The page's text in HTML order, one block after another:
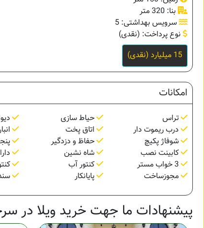
بنا: 320 متر
سرویس بهداشتی: 5
نوع پرداخت: (نقدی)
15 میلیارد (نقدی)
امکانات
تراس حیاط سازی
درب ریموت دار
اتاق پخت
شوفاژ پکیچ
حفاظ و دزدگیر
کابینت نصب
شاه نشین
کنتور آب
مجوزساخت
پایانکار
پیشنهادات ما جهت خرید ویلا در